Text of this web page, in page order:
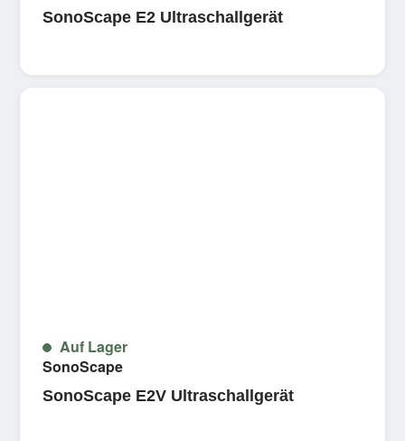
SonoScape E2 Ultraschallgerät
Auf Lager
SonoScape
SonoScape E2V Ultraschallgerät